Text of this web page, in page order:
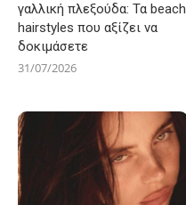
γαλλική πλεξούδα: Τα beach
hairstyles που αξίζει να
δοκιμάσετε
31/07/2026